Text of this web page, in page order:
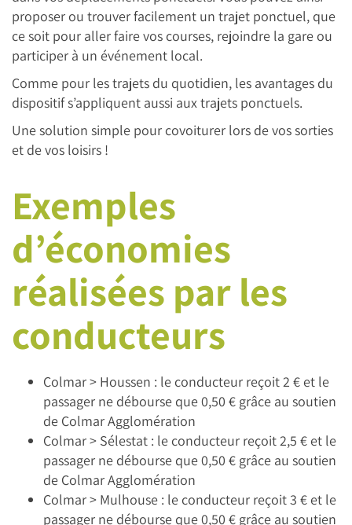
proposer ou trouver facilement un trajet ponctuel, que
ce soit pour aller faire vos courses, rejoindre la gare ou
participer à un événement local.
Comme pour les trajets du quotidien, les avantages du
dispositif s’appliquent aussi aux trajets ponctuels.
Une solution simple pour covoiturer lors de vos sorties
et de vos loisirs !
Exemples
d’économies
réalisées par les
conducteurs
Colmar > Houssen : le conducteur reçoit 2 € et le
passager ne débourse que 0,50 € grâce au soutien
de Colmar Agglomération
Colmar > Sélestat : le conducteur reçoit 2,5 € et le
passager ne débourse que 0,50 € grâce au soutien
de Colmar Agglomération
Colmar > Mulhouse : le conducteur reçoit 3 € et le
passager ne débourse que 0,50 € grâce au soutien